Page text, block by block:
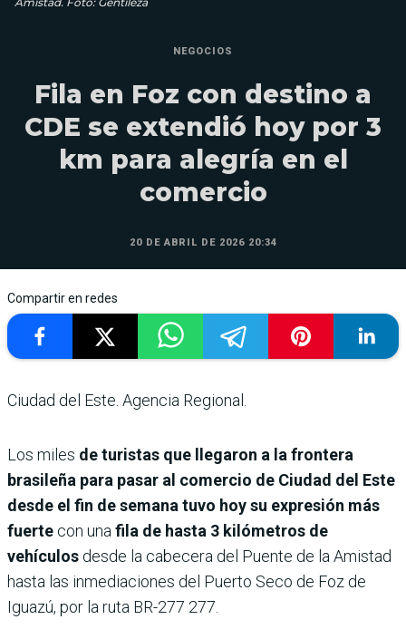
NEGOCIOS
Fila en Foz con destino a
CDE se extendió hoy por 3
km para alegría en el
comercio
20 DE ABRIL DE 2026 20:34
Compartir en redes
Ciudad del Este. Agencia Regional.
Los miles de turistas que llegaron a la frontera
brasileña para pasar al comercio de Ciudad del Este
desde el fin de semana tuvo hoy su expresión más
fuerte con una fila de hasta 3 kilómetros de
vehículos desde la cabecera del Puente de la Amistad
hasta las inmediaciones del Puerto Seco de Foz de
Iguazú, por la ruta BR-277 277.